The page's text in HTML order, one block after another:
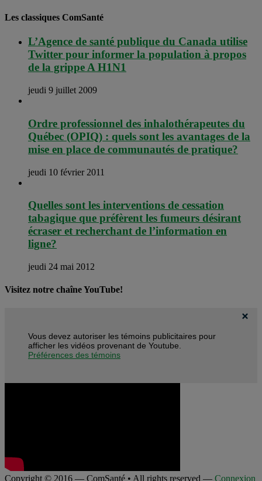
Les classiques ComSanté
L’Agence de santé publique du Canada utilise
Twitter pour informer la population à propos
de la grippe A H1N1
jeudi 9 juillet 2009
Ordre professionnel des inhalothérapeutes du
Québec (OPIQ) : quels sont les avantages de la
mise en place de communautés de pratique?
jeudi 10 février 2011
Quelles sont les interventions de cessation
tabagique que préfèrent les fumeurs désirant
écraser et recherchant de l’information en
ligne?
jeudi 24 mai 2012
Visitez notre chaîne YouTube!
Vous devez autoriser les témoins publicitaires pour
afficher les vidéos provenant de Youtube.
Préférences des témoins
Copyright © 2016 — ComSanté • All rights reserved — Connexion